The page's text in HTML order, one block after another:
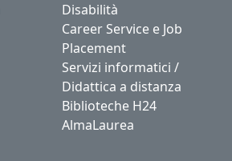
Disabilità
Career Service e Job
Placement
Servizi informatici /
Didattica a distanza
Biblioteche H24
AlmaLaurea